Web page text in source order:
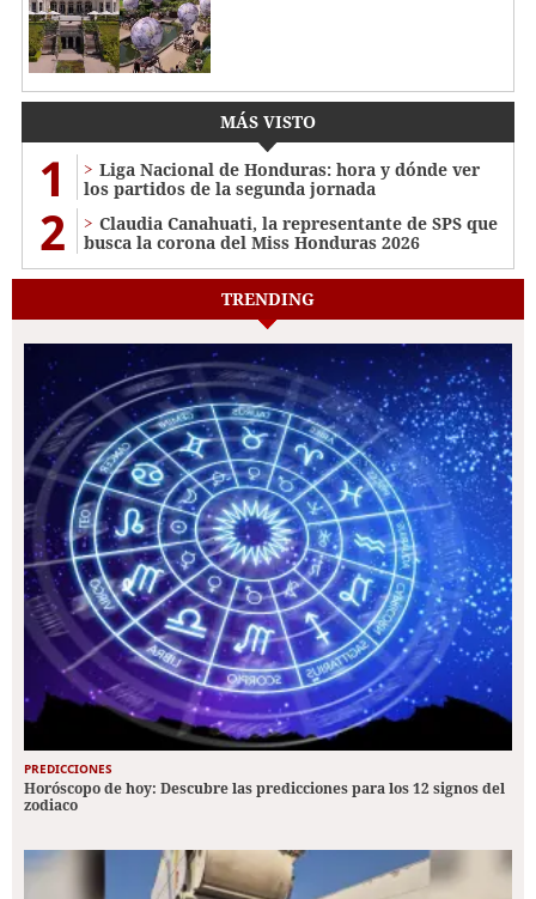
MÁS VISTO
1
Liga Nacional de Honduras: hora y dónde ver
los partidos de la segunda jornada
2
Claudia Canahuati, la representante de SPS que
busca la corona del Miss Honduras 2026
TRENDING
PREDICCIONES
Horóscopo de hoy: Descubre las predicciones para los 12 signos del
zodiaco